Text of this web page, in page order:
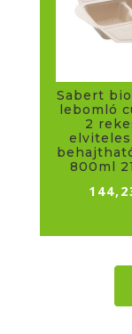
Sabert
lebomló
2
800ml